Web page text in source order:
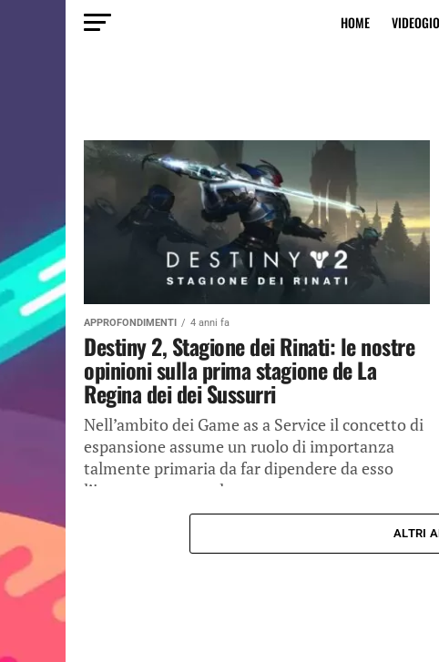
HOME
APPROFONDIMENTI 4 anni fa
Destiny 2, Stagione dei Rinati: le nostre
opinioni sulla prima stagione de La
Regina dei dei Sussurri
Nell’ambito dei Game as a Service il concetto di
espansione assume un ruolo di importanza
talmente primaria da far dipendere da esso
l’intero progetto a lungo...
ALTRI